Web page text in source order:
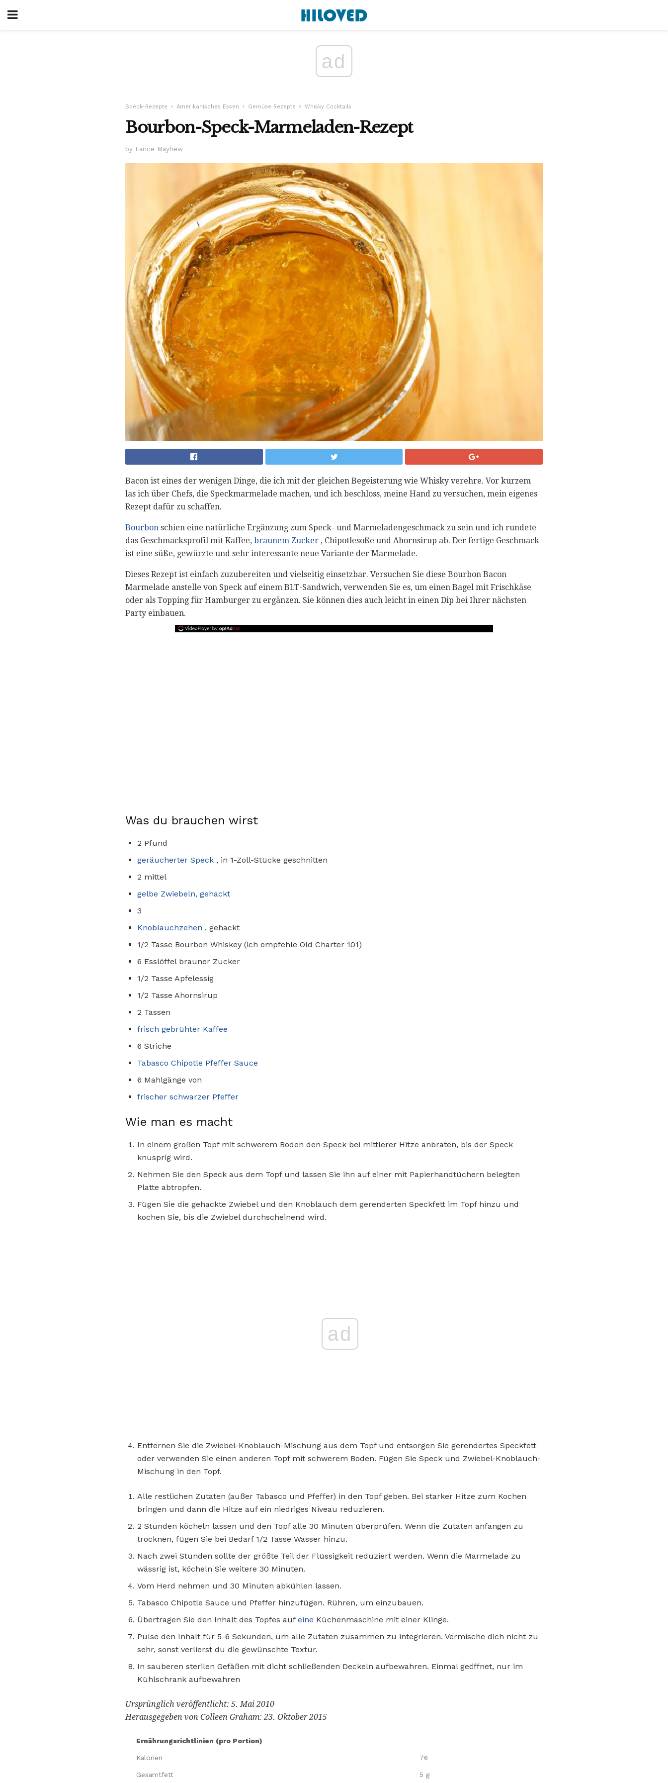
ad
Speck-Rezepte Amerikanisches Essen Gemüse Rezepte Whisky Cocktails
Bourbon-Speck-Marmeladen-Rezept
by Lance Mayhew
Bacon ist eines der wenigen Dinge, die ich mit der gleichen Begeisterung wie Whisky verehre. Vor kurzem
las ich über Chefs, die Speckmarmelade machen, und ich beschloss, meine Hand zu versuchen, mein eigenes
Rezept dafür zu schaffen.
Bourbon schien eine natürliche Ergänzung zum Speck- und Marmeladengeschmack zu sein und ich rundete
das Geschmacksprofil mit Kaffee, braunem Zucker , Chipotlesoße und Ahornsirup ab. Der fertige Geschmack
ist eine süße, gewürzte und sehr interessante neue Variante der Marmelade.
Dieses Rezept ist einfach zuzubereiten und vielseitig einsetzbar. Versuchen Sie diese Bourbon Bacon
Marmelade anstelle von Speck auf einem BLT-Sandwich, verwenden Sie es, um einen Bagel mit Frischkäse
oder als Topping für Hamburger zu ergänzen. Sie können dies auch leicht in einen Dip bei Ihrer nächsten
Party einbauen.
Was du brauchen wirst
2 Pfund
geräucherter Speck , in 1-Zoll-Stücke geschnitten
2 mittel
gelbe Zwiebeln, gehackt
3
Knoblauchzehen , gehackt
1/2 Tasse Bourbon Whiskey (ich empfehle Old Charter 101)
6 Esslöffel brauner Zucker
1/2 Tasse Apfelessig
1/2 Tasse Ahornsirup
2 Tassen
frisch gebrühter Kaffee
6 Striche
Tabasco Chipotle Pfeffer Sauce
6 Mahlgänge von
frischer schwarzer Pfeffer
Wie man es macht
In einem großen Topf mit schwerem Boden den Speck bei mittlerer Hitze anbraten, bis der Speck
knusprig wird.
Nehmen Sie den Speck aus dem Topf und lassen Sie ihn auf einer mit Papierhandtüchern belegten
Platte abtropfen.
Fügen Sie die gehackte Zwiebel und den Knoblauch dem gerenderten Speckfett im Topf hinzu und
kochen Sie, bis die Zwiebel durchscheinend wird.
ad
Entfernen Sie die Zwiebel-Knoblauch-Mischung aus dem Topf und entsorgen Sie gerendertes Speckfett
oder verwenden Sie einen anderen Topf mit schwerem Boden. Fügen Sie Speck und Zwiebel-Knoblauch-
Mischung in den Topf.
Alle restlichen Zutaten (außer Tabasco und Pfeffer) in den Topf geben. Bei starker Hitze zum Kochen
bringen und dann die Hitze auf ein niedriges Niveau reduzieren.
2 Stunden köcheln lassen und den Topf alle 30 Minuten überprüfen. Wenn die Zutaten anfangen zu
trocknen, fügen Sie bei Bedarf 1/2 Tasse Wasser hinzu.
Nach zwei Stunden sollte der größte Teil der Flüssigkeit reduziert werden. Wenn die Marmelade zu
wässrig ist, köcheln Sie weitere 30 Minuten.
Vom Herd nehmen und 30 Minuten abkühlen lassen.
Tabasco Chipotle Sauce und Pfeffer hinzufügen. Rühren, um einzubauen.
Übertragen Sie den Inhalt des Topfes auf eine Küchenmaschine mit einer Klinge.
Pulse den Inhalt für 5-6 Sekunden, um alle Zutaten zusammen zu integrieren. Vermische dich nicht zu
sehr, sonst verlierst du die gewünschte Textur.
In sauberen sterilen Gefäßen mit dicht schließenden Deckeln aufbewahren. Einmal geöffnet, nur im
Kühlschrank aufbewahren
Ursprünglich veröffentlicht: 5. Mai 2010
Herausgegeben von Colleen Graham: 23. Oktober 2015
Ernährungsrichtlinien (pro Portion)
Kalorien 76
Gesamtfett 5 g